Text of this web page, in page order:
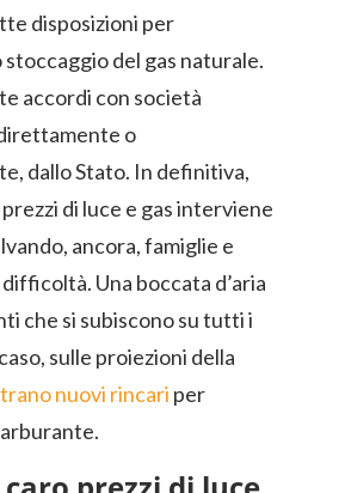
disposizioni per
del gas naturale.
accordi con società
o
dallo Stato. In definitiva,
di luce e gas interviene
ancora, famiglie e
Una boccata d’aria
che si subiscono su tutti i
sulle proiezioni della
nuovi rincari per